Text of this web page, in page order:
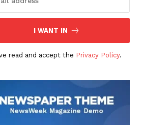
I WANT IN
read and accept the Privacy Policy.